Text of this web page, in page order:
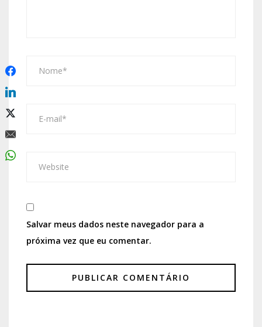
Salvar meus dados neste navegador para a
próxima vez que eu comentar.